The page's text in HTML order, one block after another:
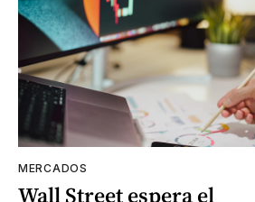
MERCADOS
Wall Street espera el